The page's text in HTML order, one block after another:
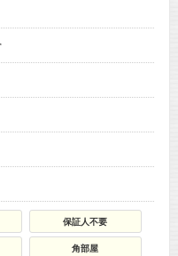
保証人不要
角部屋